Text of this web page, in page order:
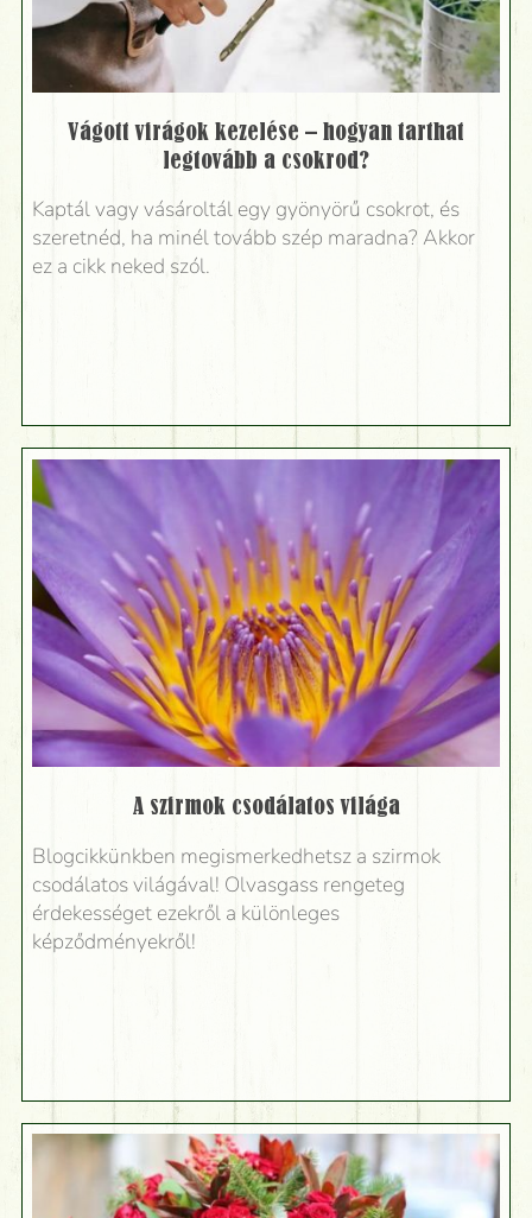
Vágott virágok kezelése – hogyan tarthat
legtovább a csokrod?
Kaptál vagy vásároltál egy gyönyörű csokrot, és
szeretnéd, ha minél tovább szép maradna? Akkor
ez a cikk neked szól.
A szirmok csodálatos világa
Blogcikkünkben megismerkedhetsz a szirmok
csodálatos világával! Olvasgass rengeteg
érdekességet ezekről a különleges
képződményekről!